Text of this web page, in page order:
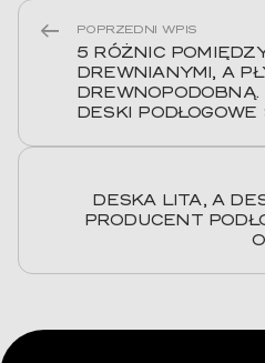
POPRZEDNI WPIS
5 RÓŻNIC
DREWNIANYMI, A
DESKI
DESKA LITA, A
PRODUCENT